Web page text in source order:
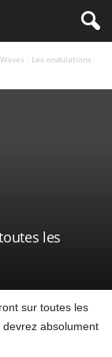
: Les ondulations
les
sur toutes les
devrez absolument